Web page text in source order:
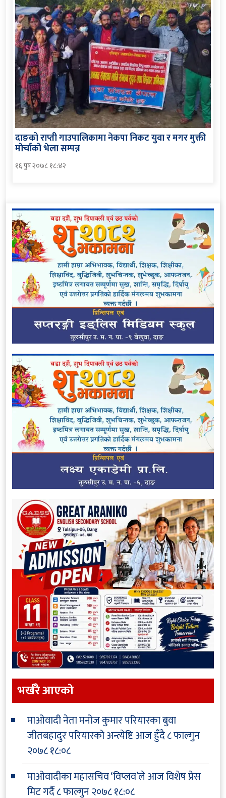
दाङको राप्ती गाउपालिकामा नेकपा निकट युवा र मगर मुक्ती
मोर्चाको भेला सम्पन्न
१६ पुष २०७८ १८:४२
भर्खरै आएकाे
माओवादी नेता मनोज कुमार परियारका बुवा
जीतबहादुर परियारको अन्त्येष्टि आज हुँदै८ फाल्गुन
२०७८ १८:०८
माओवादीका महासचिव ‘विप्लव’ले आज विशेष प्रेस
मिट गर्दै८ फाल्गुन २०७८ १८:०८